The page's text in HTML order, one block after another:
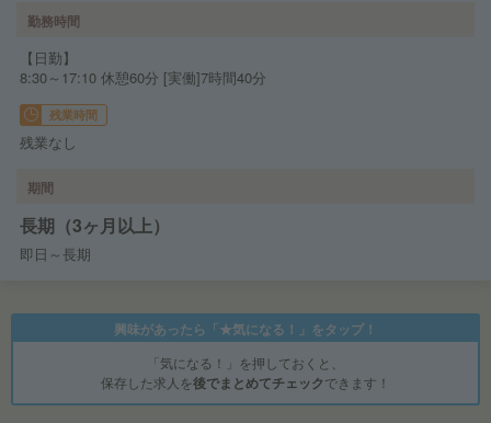
勤務時間
【日勤】
8:30～17:10 休憩60分 [実働]7時間40分
残業時間
残業なし
期間
長期（3ヶ月以上）
即日～長期
興味があったら「★気になる！」をタップ！
「気になる！」を押しておくと、
保存した求人を後でまとめてチェックできます！